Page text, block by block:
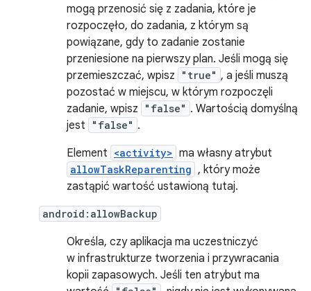
mogą przenosić się z zadania, które je
rozpoczęło, do zadania, z którym są
powiązane, gdy to zadanie zostanie
przeniesione na pierwszy plan. Jeśli mogą się
przemieszczać, wpisz
"true" , a jeśli muszą
pozostać w miejscu, w którym rozpoczęli
zadanie, wpisz
"false" . Wartością domyślną
jest
"false" .
Element <activity> ma własny atrybut
allowTaskReparenting , który może
zastąpić wartość ustawioną tutaj.
android:allowBackup
Określa, czy aplikacja ma uczestniczyć
w infrastrukturze tworzenia i przywracania
kopii zapasowych. Jeśli ten atrybut ma